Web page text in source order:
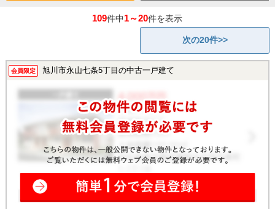
109件中1～20件を表示
次の20件>>
会員限定 旭川市永山七条5丁目の中古一戸建て